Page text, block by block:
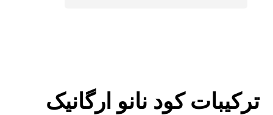
ترکیبات کود نانو ارگانیک